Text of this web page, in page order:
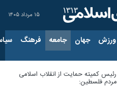
۱۵ مرداد ۱۴۰۵
ورزش جهان جامعه فرهنگ
رئیس کمیته حمایت از انقلاب اسلامی
مردم فلسطین: